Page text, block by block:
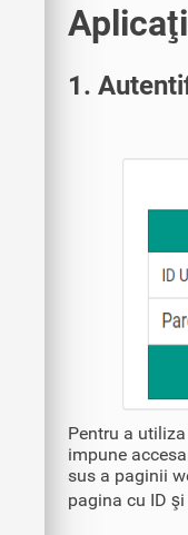
1.
Pentru a
impune
sus a paginii
pagina cu ID